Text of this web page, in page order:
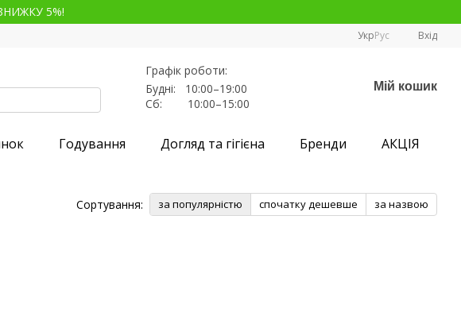
5%!
УкрРус Вхід
Графік роботи:
Будні: 10:00–19:00
Сб: 10:00–15:00
Мій кошик
Годування Догляд та гігієна Бренди АКЦІЯ
Сортування: за популярністю спочатку дешевше за назвою